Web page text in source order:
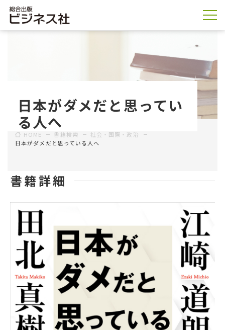
日本がダメだと思ってい
る人へ
HOME 書籍検索
社会・国際・政治
日本がダメだと思っている人へ
書籍詳細